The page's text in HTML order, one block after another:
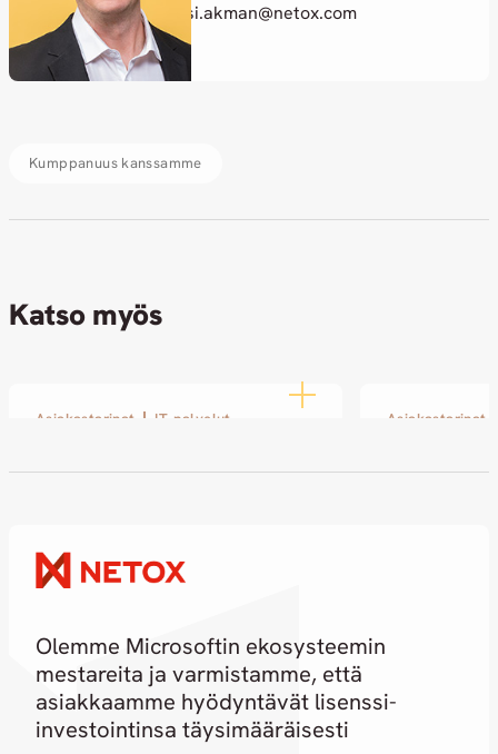
anssi.akman@netox.com
Kumppanuus kanssamme
Katso myös
Asiakastarinat IT-palvelut
18.02.2026
Asiakastarinat
Olemme Microsoftin ekosysteemin
mestareita ja varmistamme, että
asiakkaamme hyödyntävät lisenssi-
investointinsa täysimääräisesti